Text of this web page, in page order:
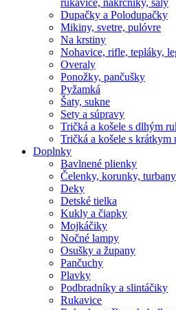
rukavice, nákrčníky, šály
Dupačky a Polodupačky
Mikiny, svetre, pulóvre
Na krstiny
Nohavice, rifle, tepláky,
Overaly
Ponožky, pančušky
Pyžamká
Šaty, sukne
Sety a súpravy
Tričká a košele s dlhým
Tričká a košele s krátkym
Doplnky
Bavlnené plienky
Čelenky, korunky, turbany
Deky
Detské tielka
Kukly a čiapky
Mojkáčiky
Nočné lampy
Osušky a župany
Pančuchy
Plavky
Podbradníky a slintáčiky
Rukavice